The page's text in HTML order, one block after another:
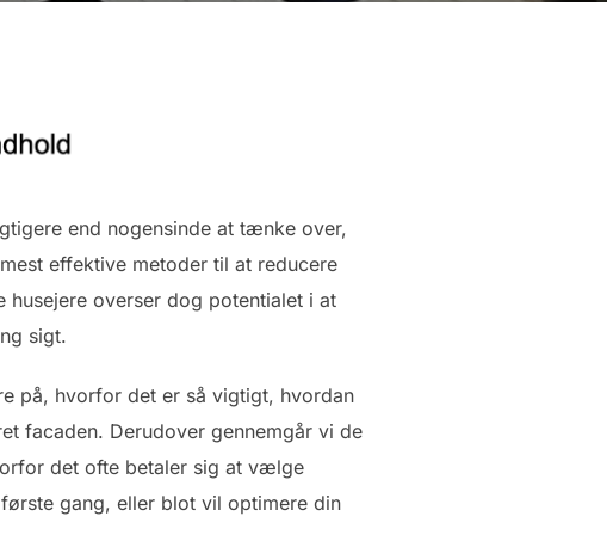
end nogensinde at tænke over,
effektive metoder til at reducere
overser dog potentialet i at
sigt.
på, hvorfor det er så vigtigt, hvordan
facaden. Derudover gennemgår vi de
det ofte betaler sig at vælge
gang, eller blot vil optimere din